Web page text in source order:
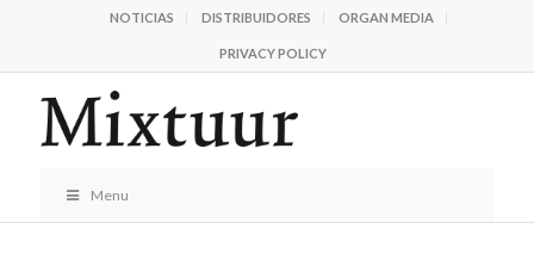
NOTICIAS DISTRIBUIDORES ORGAN MEDIA
PRIVACY POLICY
Menu